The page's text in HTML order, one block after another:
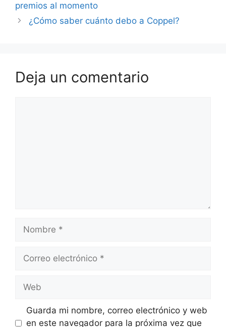
premios al momento
¿Cómo saber cuánto debo a Coppel?
Deja un comentario
Nombre
Correo
Web
Guarda mi nombre, correo electrónico y web
en este navegador para la próxima vez que